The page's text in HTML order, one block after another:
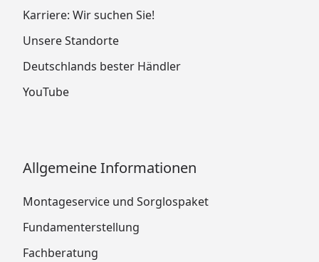
Karriere: Wir suchen Sie!
Unsere Standorte
Deutschlands bester Händler
YouTube
Allgemeine Informationen
Montageservice und Sorglospaket
Fundamenterstellung
Fachberatung